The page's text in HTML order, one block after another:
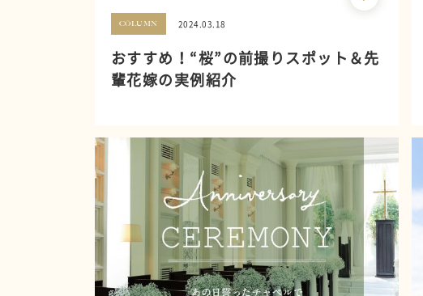
COLUMN 2024.03.18
おすすめ！“桜”の前撮りスポット＆先
輩花嫁の実例紹介